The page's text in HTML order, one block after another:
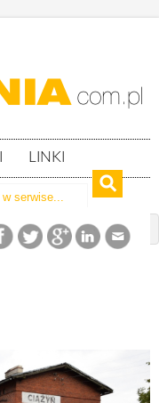
LINKI
woj. wielkopolskie